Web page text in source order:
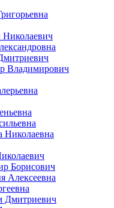
Владимирович
Николаевна
Борисович
Алексеевна
Дмитриевич